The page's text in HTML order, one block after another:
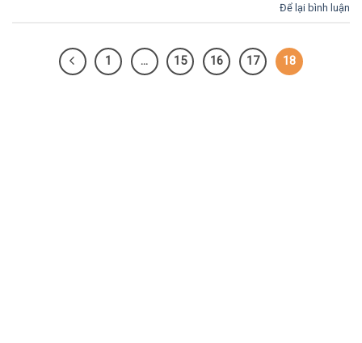
Để lại bình luận
1 … 15 16 17 18